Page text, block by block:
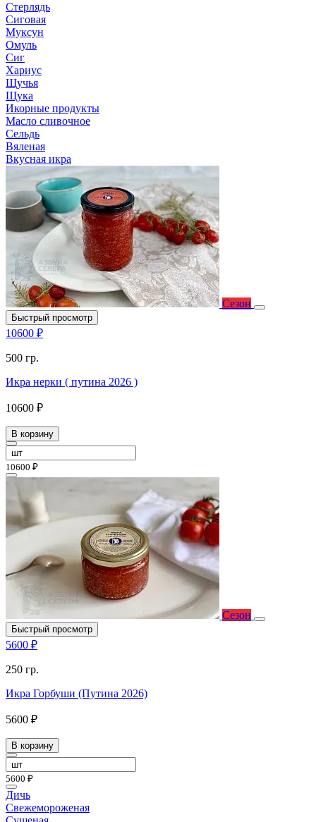
Стерлядь
Сиговая
Муксун
Омуль
Сиг
Хариус
Щучья
Щука
Икорные продукты
Масло сливочное
Сельдь
Вяленая
Вкусная икра
Сезон
Быстрый просмотр
10600 ₽
500 гр.
Икра нерки ( путина 2026 )
10600 ₽
В корзину
10600 ₽
Сезон
Быстрый просмотр
5600 ₽
250 гр.
Икра Горбуши (Путина 2026)
5600 ₽
В корзину
5600 ₽
Дичь
Свежемороженая